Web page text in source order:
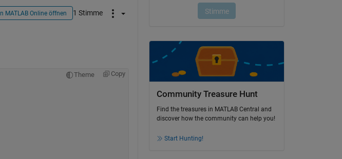
In MATLAB Online öffnen 1 Stimme
Theme Copy
Community Treasure Hunt
Find the treasures in MATLAB Central and
discover how the community can help you!
Start Hunting!